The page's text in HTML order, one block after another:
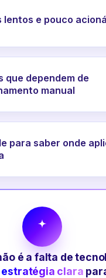
lentos e pouco
que dependem de
manual
para saber onde
é a falta de
estratégia clara